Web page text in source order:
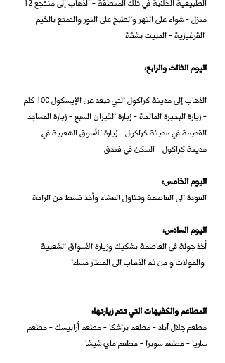
منزل - شواء على النهر والطبخ على النور والتمتع بالخيم
:اليوم الثالث والرابع
الذهاب إلى مدينة كراكول التي تبعد عن الإيسكول 100 كلم
- زيارة البحيرة المالحة - زيارة الثيران السبع - زيارة المساجد
القديمة في مدينة كراكول - زيارة الأسوق الشعبية في
مدينة كراكول - السكن في فندق
:اليوم الخامس
العودة الى العاصمة وتناول العشاء وأخذ قسط من الراحة
:اليوم السادس
أخذ جولة في العاصمة بشكيك وزيارة الأسواق الشعبية
:المطاعم والكفيهات التي تتم زيارتها
مطعم جلال آباد - مطعم براشكا - مطعم أرابيسك - مطعم
ساريا - مطعم سوبرا - مطعم ماي شيشا